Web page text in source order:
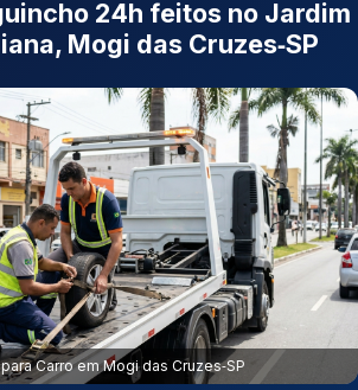
24h feitos no Jardim
Mogi das Cruzes‑SP
Carro em Mogi das Cruzes‑SP